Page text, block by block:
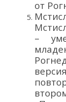
от
–